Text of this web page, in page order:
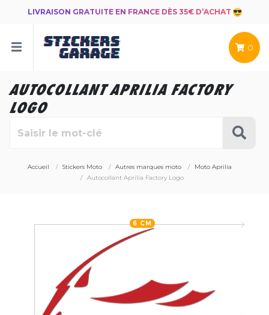
LIVRAISON GRATUITE EN FRANCE DÈS 35€ D’ACHAT
0
AUTOCOLLANT APRILIA FACTORY
LOGO
Accueil Stickers Moto Autres marques moto
Moto Aprilia
Autocollant Aprilia Factory Logo
6 CM